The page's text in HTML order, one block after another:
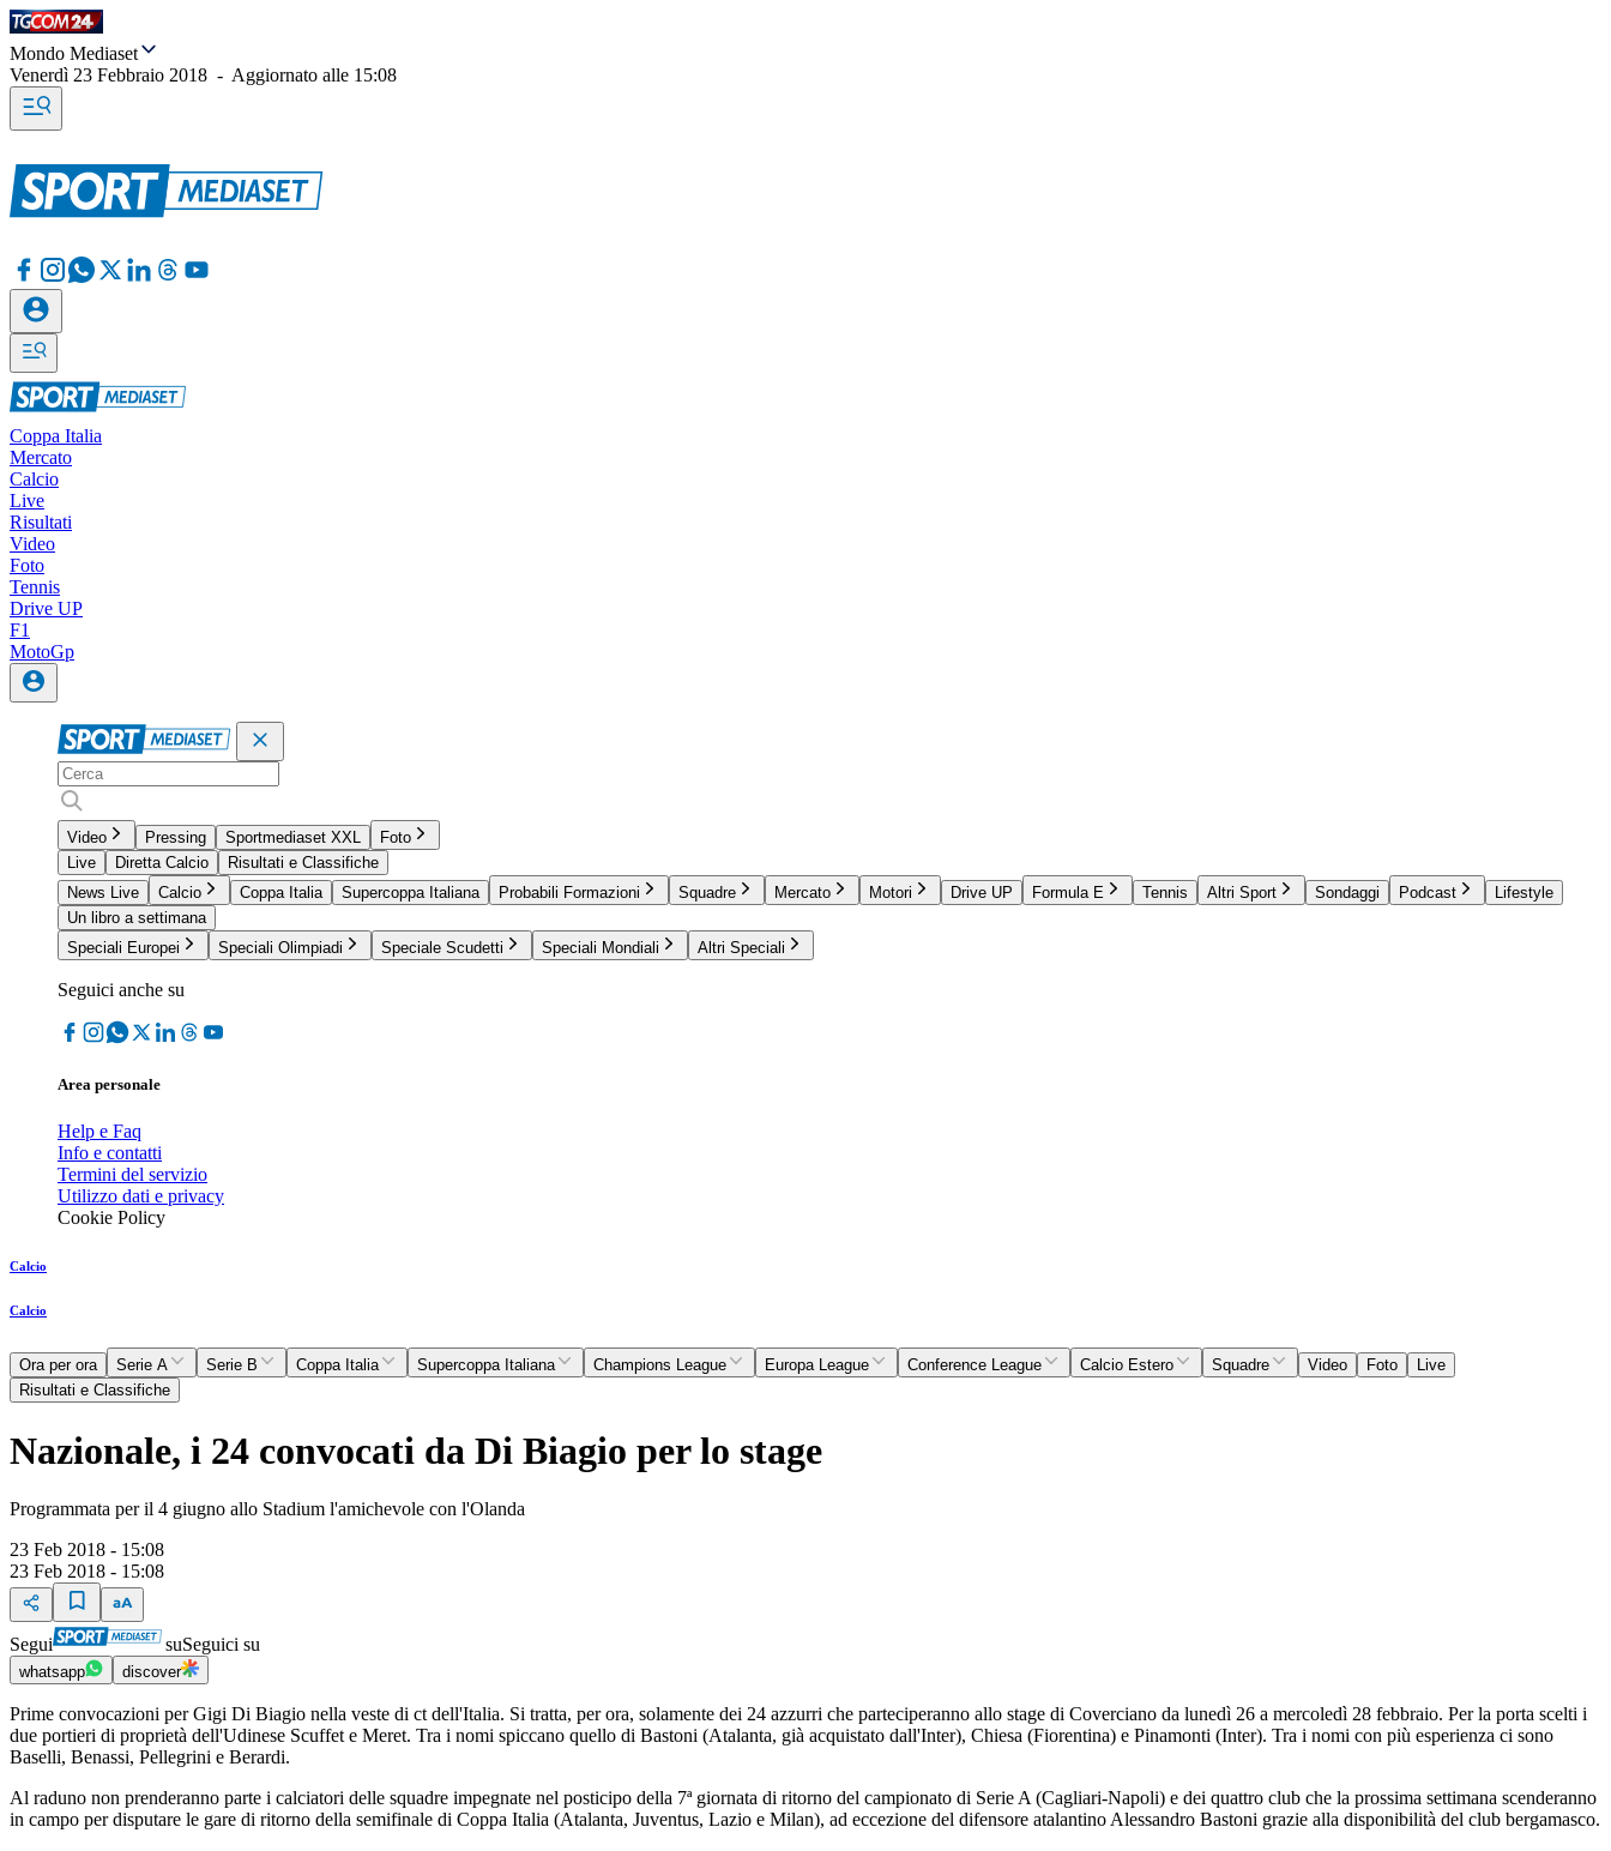
Mondo Mediaset
Venerdì 23 Febbraio 2018 - Aggiornato alle 15:08
Coppa Italia
Mercato
Calcio
Live
Risultati
Video
Foto
Tennis
Drive UP
F1
MotoGp
Video Pressing Sportmediaset XXL
Foto
Live
Diretta Calcio
Risultati e Classifiche
News Live
Calcio Coppa Italia Supercoppa Italiana Probabili Formazioni Squadre Mercato Motori Drive UP Formula E Tennis Altri Sport Sondaggi Podcast
Lifestyle
Un libro a settimana
Speciali Europei
Speciali Olimpiadi Speciale Scudetti Speciali Mondiali Altri Speciali
Seguici anche su
Area personale
Help e Faq
Info e contatti
Termini del servizio
Utilizzo dati e privacy
Cookie Policy
Calcio
Calcio
Ora per ora Serie A Serie B Coppa Italia Supercoppa Italiana Champions League Europa League Conference League Calcio Estero Squadre Video Foto
Live
Risultati e Classifiche
Nazionale, i 24 convocati da Di Biagio per lo stage
Programmata per il 4 giugno allo Stadium l'amichevole con l'Olanda
23 Feb 2018 - 15:08
23 Feb 2018 - 15:08
Segui suSeguici su
whatsapp discover
Prime convocazioni per Gigi Di Biagio nella veste di ct dell'Italia. Si tratta, per ora, solamente dei 24 azzurri che parteciperanno allo stage di Coverciano da lunedì 26 a mercoledì 28 febbraio. Per la porta scelti i
due portieri di proprietà dell'Udinese Scuffet e Meret. Tra i nomi spiccano quello di Bastoni (Atalanta, già acquistato dall'Inter), Chiesa (Fiorentina) e Pinamonti (Inter). Tra i nomi con più esperienza ci sono
Baselli, Benassi, Pellegrini e Berardi.
Al raduno non prenderanno parte i calciatori delle squadre impegnate nel posticipo della 7ª giornata di ritorno del campionato di Serie A (Cagliari-Napoli) e dei quattro club che la prossima settimana scenderanno
in campo per disputare le gare di ritorno della semifinale di Coppa Italia (Atalanta, Juventus, Lazio e Milan), ad eccezione del difensore atalantino Alessandro Bastoni grazie alla disponibilità del club bergamasco.